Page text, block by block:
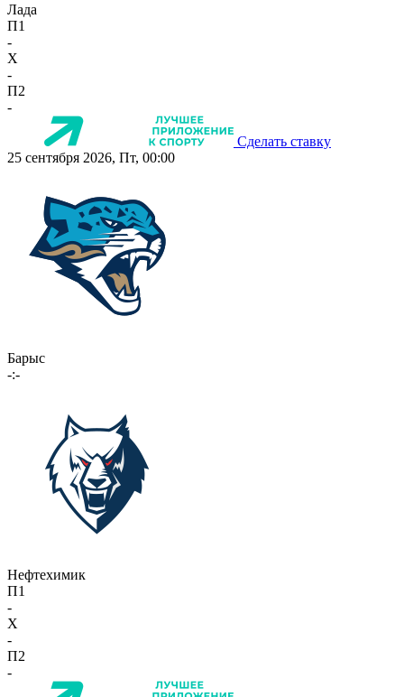
Лада
П1
-
X
-
П2
-
Сделать ставку
25 сентября 2026, Пт, 00:00
Барыс
-:-
Нефтехимик
П1
-
X
-
П2
-